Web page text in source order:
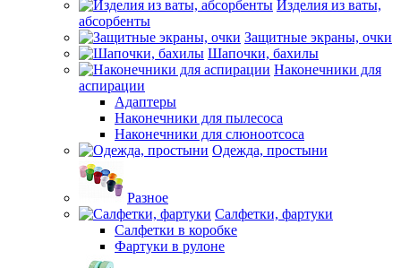
Изделия из ваты,
абсорбенты
Защитные экраны, очки
Шапочки, бахилы
Наконечники для
аспирации
Адаптеры
Наконечники для пылесоса
Наконечники для слюноотсоса
Одежда, простыни
Разное
Салфетки, фартуки
Салфетки в коробке
Фартуки в рулоне